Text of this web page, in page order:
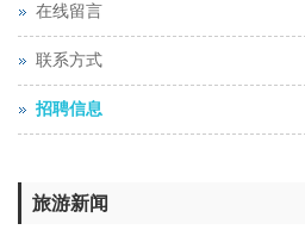
在线留言
联系方式
招聘信息
旅游新闻